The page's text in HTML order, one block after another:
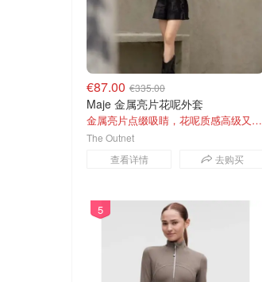
€87.00 €335.00
Maje 金属亮片花呢外套
金属亮片点缀吸睛，花呢质感高级又显贵
查看详情 去购买
The Outnet
5